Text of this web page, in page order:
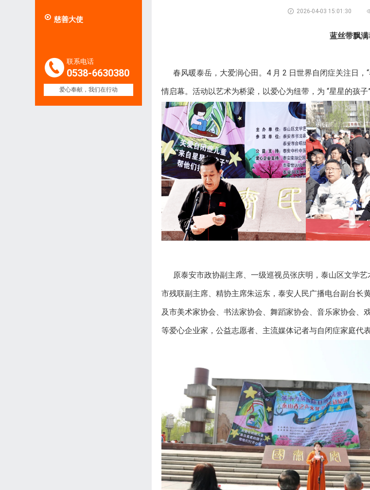
 慈善大使
联系电话
0538-6630380
爱心奉献，我们在行动
 2026-04-03 15:01:30
蓝丝带飘
春风暖泰岳，大爱润心田。4 月 2 日世界自闭症关注日，
情启幕。活动以艺术为桥梁，以爱心为纽带，为 “星星的孩
原泰安市政协副主席、一级巡视员张庆明，泰山区文学艺
市残联副主席、精协主席朱运东，泰安人民广播电台副台长
及市美术家协会、书法家协会、舞蹈家协会、音乐家协会
等爱心企业家，公益志愿者、主流媒体记者与自闭症家庭代表